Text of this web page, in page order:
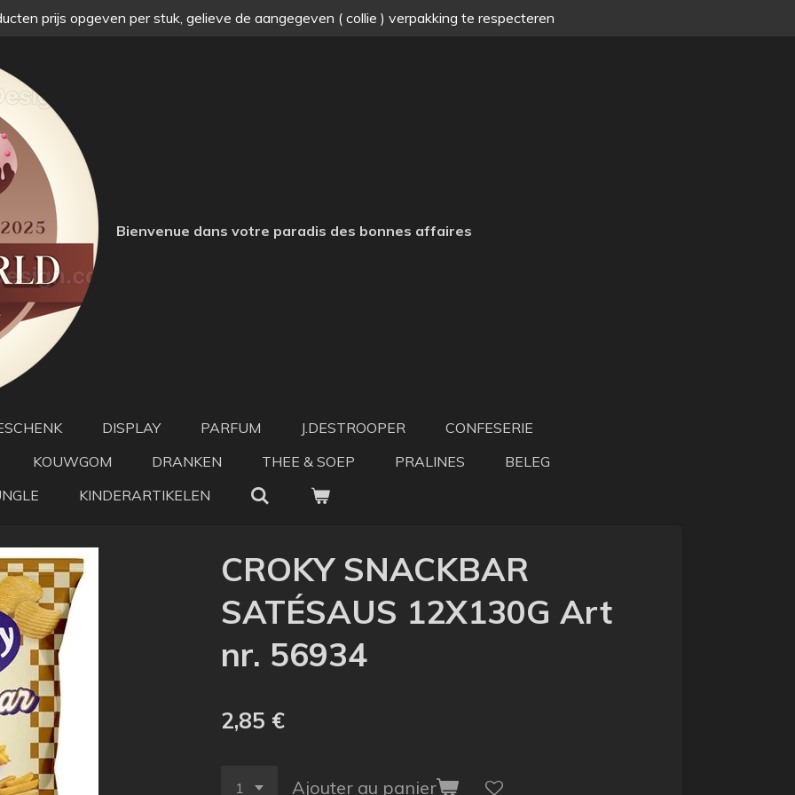
prijs opgeven per stuk, gelieve de aangegeven ( collie ) verpakking te respecteren
Bienvenue dans votre paradis des bonnes affaires
DISPLAY PARFUM J.DESTROOPER
CONFESERIE
KOUWGOM DRANKEN THEE & SOEP PRALINES
BELEG
KINDERARTIKELEN
CROKY SNACKBAR
SATÉSAUS 12X130G Art
nr. 56934
2,85 €
Ajouter au panier